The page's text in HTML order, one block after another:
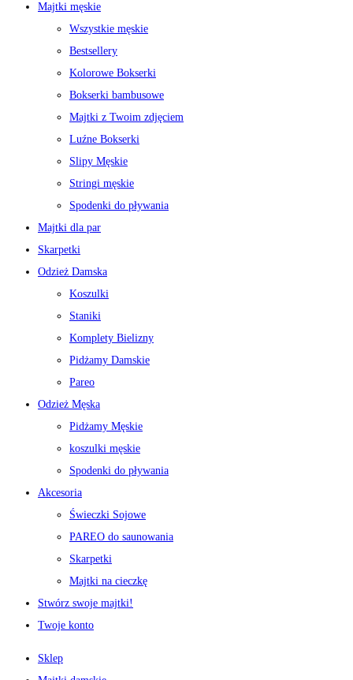
Majtki męskie
Wszystkie męskie
Bestsellery
Kolorowe Bokserki
Bokserki bambusowe
Majtki z Twoim zdjęciem
Luźne Bokserki
Slipy Męskie
Stringi męskie
Spodenki do pływania
Majtki dla par
Skarpetki
Odzież Damska
Koszulki
Staniki
Komplety Bielizny
Pidżamy Damskie
Pareo
Odzież Męska
Pidżamy Męskie
koszulki męskie
Spodenki do pływania
Akcesoria
Świeczki Sojowe
PAREO do saunowania
Skarpetki
Majtki na cieczkę
Stwórz swoje majtki!
Twoje konto
Sklep